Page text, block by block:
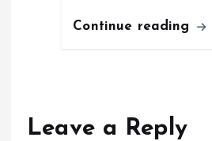
Continue reading
Leave a Reply